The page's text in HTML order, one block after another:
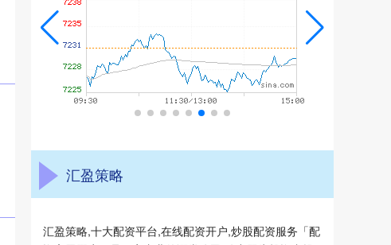
汇盈策略
汇盈策略,十大配资平台,在线配资开户,炒股配资服务「配